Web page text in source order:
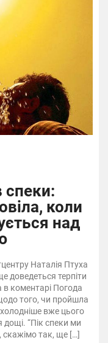
спеки:
коли
над
Наталія Птуха
доведеться терпіти
коментарі Погода
того, чи пройшла
вже цього
“Пік спеки ми
скажімо так, ще […]